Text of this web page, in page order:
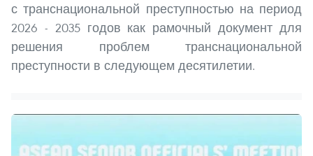
с транснациональной преступностью на период
2026 - 2035 годов как рамочный документ для
решения проблем транснациональной
преступности в следующем десятилетии.